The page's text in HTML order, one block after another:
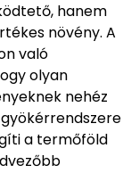
hanem
növény. A
való
olyan
nehéz
a termőföld